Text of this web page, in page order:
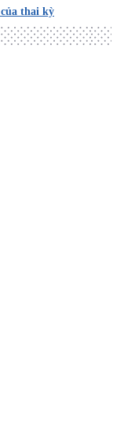
322873
Shouldn’t Do
thai kỳ